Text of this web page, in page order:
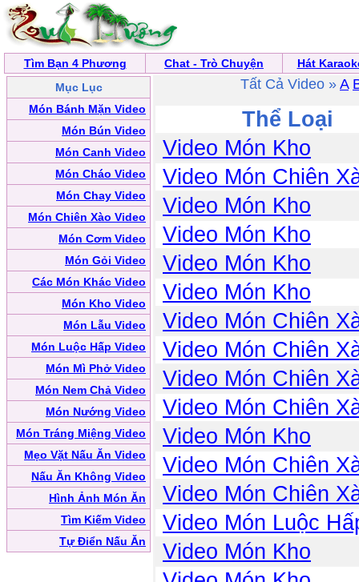
Tìm Bạn 4 Phương Chat - Trò Chuyện
Hát
Mục Lục
Món Bánh Mặn Video
Món Bún Video
Món Canh Video
Món Cháo Video
Món Chay Video
Món Chiên Xào Video
Món Cơm Video
Món Gỏi Video
Các Món Khác Video
Món Kho Video
Món Lẫu Video
Món Luộc Hấp Video
Món Mì Phở Video
Món Nem Chả Video
Món Nướng Video
Món Tráng Miệng Video
Mẹo Vặt Nấu Ăn Video
Nấu Ăn Không Video
Hình Ảnh Món Ăn
Tìm Kiếm Video
Tự Điển Nấu Ăn
Tất Cả Video » A
Thể Loại
Video Món Kho
Video Món Chiên
Video Món Kho
Video Món Kho
Video Món Kho
Video Món Kho
Video Món Chiên
Video Món Chiên
Video Món Chiên
Video Món Chiên
Video Món Kho
Video Món Chiên
Video Món Chiên
Video Món Luộc
Video Món Kho